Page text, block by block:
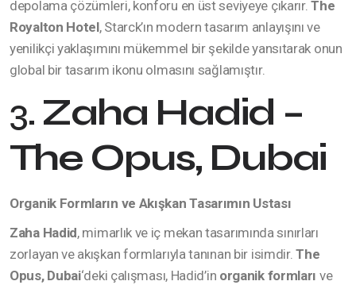
depolama çözümleri, konforu en üst seviyeye çıkarır.The
Royalton Hotel, Starck’ın modern tasarım anlayışını ve
yenilikçi yaklaşımını mükemmel bir şekilde yansıtarak onun
global bir tasarım ikonu olmasını sağlamıştır.
3. Zaha Hadid –
The Opus, Dubai
Organik Formların ve Akışkan Tasarımın Ustası
Zaha Hadid, mimarlık ve iç mekan tasarımında sınırları
zorlayan ve akışkan formlarıyla tanınan bir isimdir.The
Opus, Dubai‘deki çalışması, Hadid’in organik formları ve